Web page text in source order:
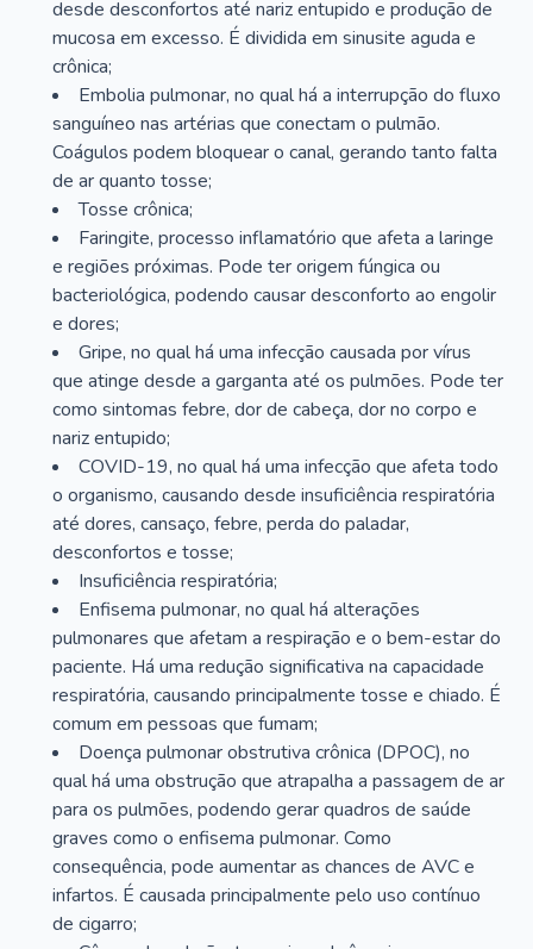
desde desconfortos até nariz entupido e produção de
mucosa em excesso. É dividida em sinusite aguda e
crônica;
Embolia pulmonar, no qual há a interrupção do fluxo
sanguíneo nas artérias que conectam o pulmão.
Coágulos podem bloquear o canal, gerando tanto falta
de ar quanto tosse;
Tosse crônica;
Faringite, processo inflamatório que afeta a laringe
e regiões próximas. Pode ter origem fúngica ou
bacteriológica, podendo causar desconforto ao engolir
e dores;
Gripe, no qual há uma infecção causada por vírus
que atinge desde a garganta até os pulmões. Pode ter
como sintomas febre, dor de cabeça, dor no corpo e
nariz entupido;
COVID-19, no qual há uma infecção que afeta todo
o organismo, causando desde insuficiência respiratória
até dores, cansaço, febre, perda do paladar,
desconfortos e tosse;
Insuficiência respiratória;
Enfisema pulmonar, no qual há alterações
pulmonares que afetam a respiração e o bem-estar do
paciente. Há uma redução significativa na capacidade
respiratória, causando principalmente tosse e chiado. É
comum em pessoas que fumam;
Doença pulmonar obstrutiva crônica (DPOC), no
qual há uma obstrução que atrapalha a passagem de ar
para os pulmões, podendo gerar quadros de saúde
graves como o enfisema pulmonar. Como
consequência, pode aumentar as chances de AVC e
infartos. É causada principalmente pelo uso contínuo
de cigarro;